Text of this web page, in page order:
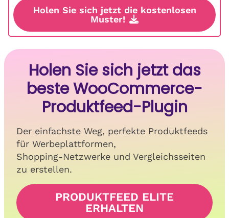
Holen Sie sich jetzt die kostenlosen
Muster!
Holen Sie sich jetzt das
beste WooCommerce-
Produktfeed-Plugin
Der einfachste Weg, perfekte Produktfeeds
für Werbeplattformen,
Shopping-Netzwerke und Vergleichsseiten
zu erstellen.
PRODUKTFEED ELITE
ERHALTEN